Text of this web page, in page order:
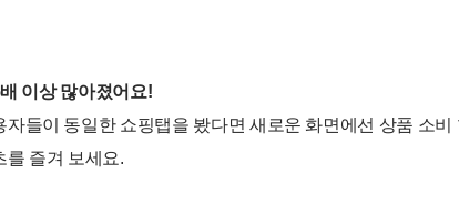
이상 많아졌어요!
자들이 동일한 쇼핑탭을 봤다면 새로운 화면에선 상품 소비
를 즐겨 보세요.